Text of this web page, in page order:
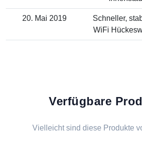
20. Mai 2019
Schneller,
WiFi
Verfügbare
Vielleicht sind diese Produkte